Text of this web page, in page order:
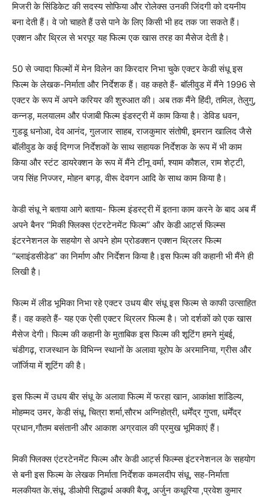
मिजरी के सिंडिकेट की सदस्य सोफिया और रोलेक्स उनकी जिंदगी को दयनीय
बना देती हैं। वे जो चाहते हैं उसे पाने के लिए किसी भी हद तक जा सकते हैं।
एक्शन और थ्रिल से भरपूर यह फिल्म एक खास तरह का मैसेज देती है।
50 से ज्यादा फिल्मों में मेन विलेन का किरदार निभा चुके एक्टर केडी संधू इस
फिल्म के लेखक-निर्माता और निर्देशक हैं। वह कहते हैं- बॉलीवुड में मैंने 1996 से
एक्टर के रूप में अपने करियर की शुरुआत की। अब तक मैंने हिंदी, तमिल, तेलुगु,
कन्नड़, मलयालम और पंजाबी फिल्म इंडस्ट्री में काम किया है। डेविड धवन,
गुडडू धनोआ, देव आनंद, गुलजार साहब, राजकुमार संतोषी, इमरान खालिद जैसे
बॉलीवुड के कई दिग्गज निर्देशकों के साथ सहायक निर्देशक के रूप में भी काम
किया और स्टंट डायरेक्शन के रूप में मैंने टीनू वर्मा, श्याम कौशल, राम शेट्टी,
जय सिंह निज्जर, मोहन बगड़, वीरू देवगन आदि के साथ काम किया है।
केडी संधू ने बताया आगे बताया- फिल्म इंडस्ट्री में इतना काम करने के बाद अब मैं
अपने बैनर “मिकी फ्लिक्स एंटरटेनमेंट फिल्म” और केडी आर्ट्स फिल्म्स
इंटरनेशनल के सहयोग से अपने होम प्रोडक्शन एक्शन थ्रिलर फिल्म
“ब्लाइंडसीडेड” का निर्माण और निर्देशन किया है।इस फिल्म की कहानी भी मैंने ही
लिखी है।
फिल्म में लीड भूमिका निभा रहे एक्टर उधय बीर संधू इस फिल्म से काफी उत्साहित
हैं। वह कहते हैं- यह एक ऐसी एक्टर थ्रिलर फिल्म है। जो दर्शकों को एक खास
मैसेज देगी। फिल्म की कहानी के मुताबिक इस फिल्म की शूटिंग हमने मुंबई,
चंडीगढ़, राजस्थान के विभिन्न स्थानों के अलावा यूरोप के अरमानिया, ग्रीस और
जॉर्जिया में शूटिंग की है।
इस फिल्म में उधय बीर संधू के अलावा फिल्म में फरहा खान, आकांक्षा शांडिल्य,
मोहम्मद उमर, केडी संधू, चित्रा शर्मा,सौरभ अग्निहोत्री, धर्मेंद्र गुप्ता, धर्मेंद्र
प्रधान,गौतम बसंतानी और आकाश अग्रवाल की प्रमुख भूमिकाएं हैं।
मिकी फ्लिक्स एंटरटेनमेंट फिल्म और केडी आर्ट्स फिल्म्स इंटरनेशनल के सहयोग
से बनी इस फिल्म के लेखक निर्माता निर्देशक कमलदीप संधू, सह-निर्माता
मलकीयत के.संधू, डीओपी सिद्धार्थ अक्की बैजू, अर्जुन कथूरिया ,प्रवेश कुमार